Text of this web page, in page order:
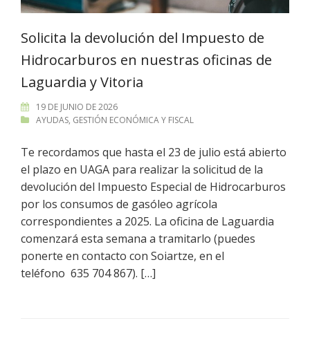
Solicita la devolución del Impuesto de
Hidrocarburos en nuestras oficinas de
Laguardia y Vitoria
19 DE JUNIO DE 2026
AYUDAS, GESTIÓN ECONÓMICA Y FISCAL
Te recordamos que hasta el 23 de julio está abierto
el plazo en UAGA para realizar la solicitud de la
devolución del Impuesto Especial de Hidrocarburos
por los consumos de gasóleo agrícola
correspondientes a 2025. La oficina de Laguardia
comenzará esta semana a tramitarlo (puedes
ponerte en contacto con Soiartze, en el
teléfono 635 704 867). […]